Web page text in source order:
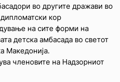
во другите дражави во
кор
на сите форми на
детска амбасада во светот
Македонија.
членовите на Надзорниот